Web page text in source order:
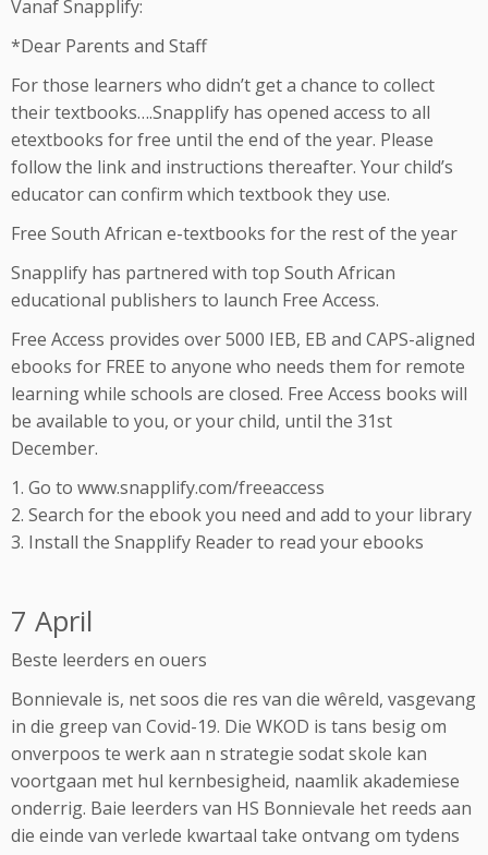
Vanaf Snapplify:
*Dear Parents and Staff
For those learners who didn’t get a chance to collect
their textbooks….Snapplify has opened access to all
etextbooks for free until the end of the year. Please
follow the link and instructions thereafter. Your child’s
educator can confirm which textbook they use.
Free South African e-textbooks for the rest of the year
Snapplify has partnered with top South African
educational publishers to launch Free Access.
Free Access provides over 5000 IEB, EB and CAPS-aligned
ebooks for FREE to anyone who needs them for remote
learning while schools are closed. Free Access books will
be available to you, or your child, until the 31st
December.
1. Go to www.snapplify.com/freeaccess
2. Search for the ebook you need and add to your library
3. Install the Snapplify Reader to read your ebooks
7 April
Beste leerders en ouers
Bonnievale is, net soos die res van die wêreld, vasgevang
in die greep van Covid-19. Die WKOD is tans besig om
onverpoos te werk aan n strategie sodat skole kan
voortgaan met hul kernbesigheid, naamlik akademiese
onderrig. Baie leerders van HS Bonnievale het reeds aan
die einde van verlede kwartaal take ontvang om tydens